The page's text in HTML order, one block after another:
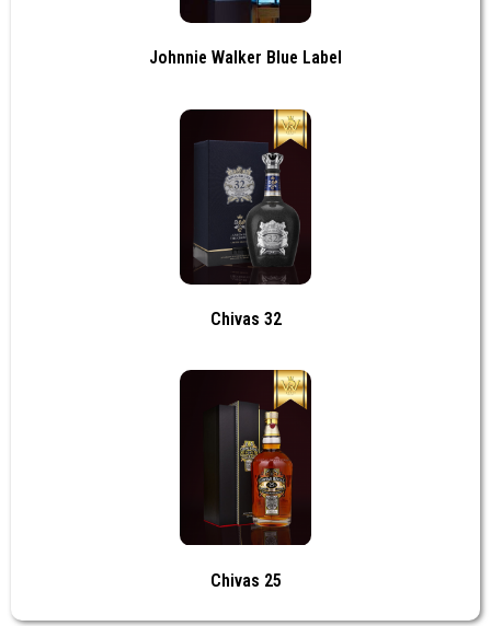
Johnnie Walker Blue Label
Chivas 32
Chivas 25